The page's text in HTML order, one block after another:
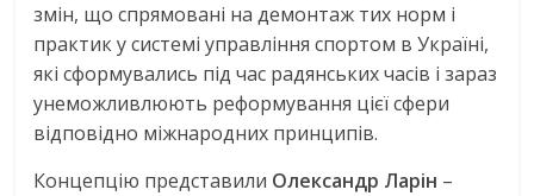
змін, що спрямовані на демонтаж тих норм і
практик у системі управління спортом в Україні,
які сформувались під час радянських часів і зараз
унеможливлюють реформування цієї сфери
відповідно міжнародних принципів.
Концепцію представили Олександр Ларін –